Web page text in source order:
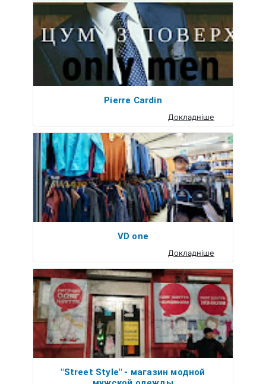
Pierre Cardin
Докладніше
VD one
Докладніше
"Street Style" - магазин модной